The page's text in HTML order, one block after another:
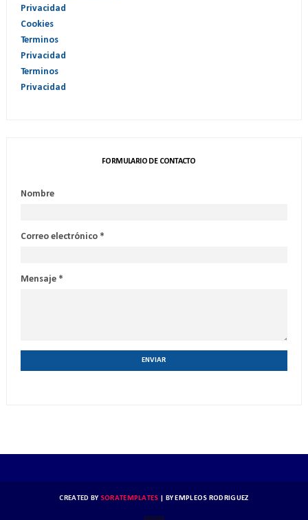
Privacidad
Cookies
Terminos
Privacidad
Terminos
Privacidad
FORMULARIO DE CONTACTO
Nombre
Correo electrónico *
Mensaje *
CREATED BY SORATEMPLATES | BYEMPLEOS RODRIGUEZ